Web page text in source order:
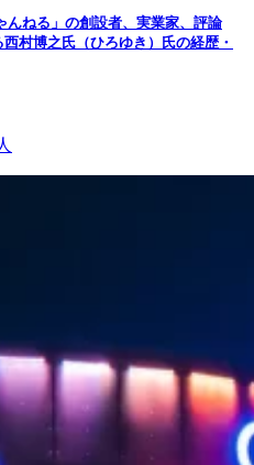
んねる」の創設者、実業家、評論
村博之氏（ひろゆき）氏の経歴・